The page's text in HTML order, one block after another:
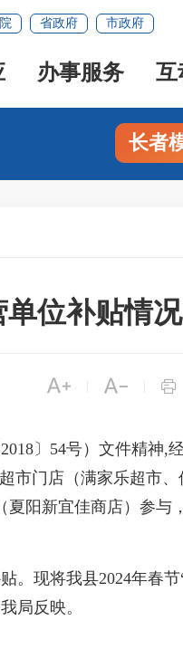
省政府 市政府
办事服务 互
长者
位补贴情
  
〕54号）文件精神,
市门店（满家乐超市
阳新宜佳商店）参与
现将我县2024年春节
局反映。